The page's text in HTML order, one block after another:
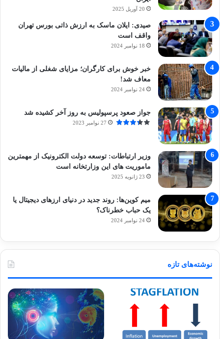
20 آوریل 2025
صیدی: ایلان ماسک به ارزش ذاتی بورس تهران
واقف است
18 نوامبر 2024
خبر خوش برای کارگران؛ مزایای شغلی از مالیات
معاف شد!
24 نوامبر 2024
جواز صعود پرسپولیس به روز آخر کشیده شد
27 نوامبر 2023
وزیر ارتباطات: توسعه دولت الکترونیک از مهمترین
ماموریت های این وزارتخانه است
23 ژانویه 2025
میم کوین‌ها: روند جدید در دنیای ارزهای دیجیتال یا
یک حباب خطرناک؟
24 نوامبر 2024
نوشته‌های تازه